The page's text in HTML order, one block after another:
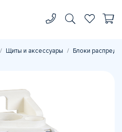
Щиты и аксессуары Блоки